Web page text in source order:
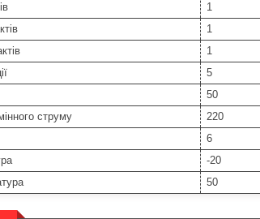
1
1
1
5
50
струму
220
6
-20
50